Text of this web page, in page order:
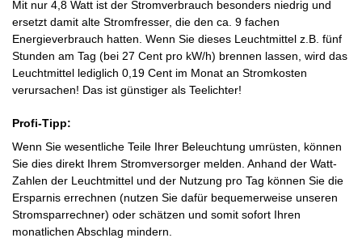
Mit nur 4,8 Watt ist der Stromverbrauch besonders niedrig und
ersetzt damit alte Stromfresser, die den ca. 9 fachen
Energieverbrauch hatten. Wenn Sie dieses Leuchtmittel z.B. fünf
Stunden am Tag (bei 27 Cent pro kW/h) brennen lassen, wird das
Leuchtmittel lediglich 0,19 Cent im Monat an Stromkosten
verursachen! Das ist günstiger als Teelichter!
Profi-Tipp:
Wenn Sie wesentliche Teile Ihrer Beleuchtung umrüsten, können
Sie dies direkt Ihrem Stromversorger melden. Anhand der Watt-
Zahlen der Leuchtmittel und der Nutzung pro Tag können Sie die
Ersparnis errechnen (nutzen Sie dafür bequemerweise unseren
Stromsparrechner) oder schätzen und somit sofort Ihren
monatlichen Abschlag mindern.